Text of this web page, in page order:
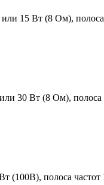
15 Вт (8 Ом),
30 Вт (8 Ом),
полоса